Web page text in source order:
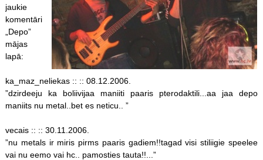
jaukie
komentāri
„Depo”
mājas
lapā:
ka_maz_neliekas :: :: 08.12.2006.
”dzirdeeju ka boliivijaa maniiti paaris pterodaktili...aa jaa depo
maniits nu metal..bet es neticu.. ”
vecais :: :: 30.11.2006.
”nu metals ir miris pirms paaris gadiem!!tagad visi stiliigie speelee
vai nu eemo vai hc.. pamosties tauta!!...”